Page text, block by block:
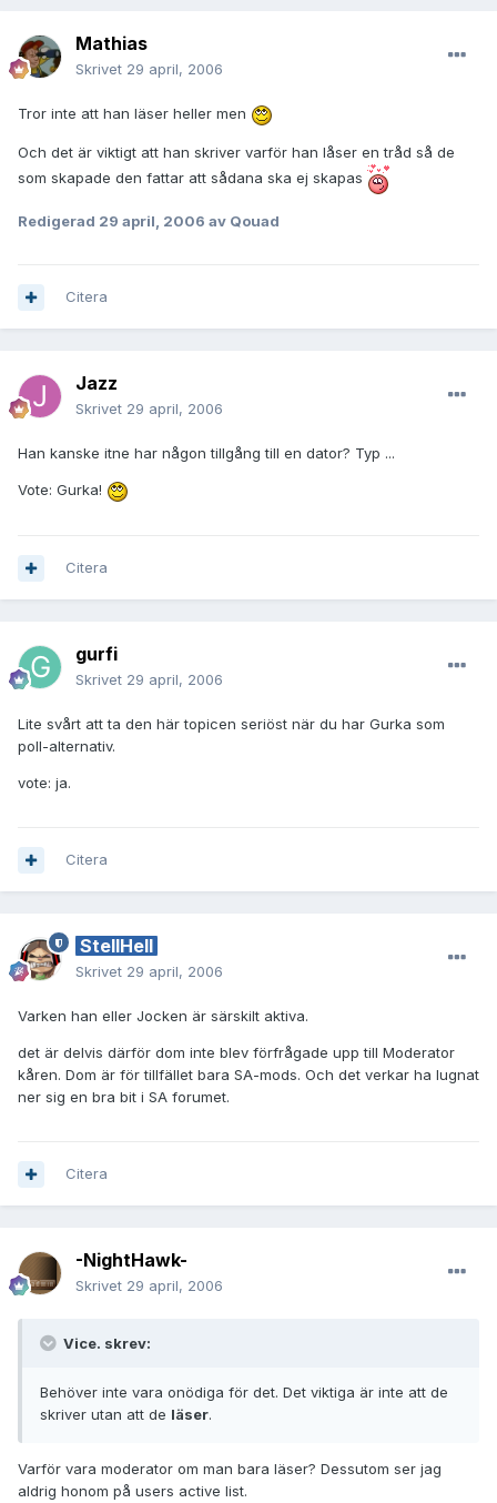
Mathias
Skrivet 29 april, 2006
Tror inte att han läser heller men
Och det är viktigt att han skriver varför han låser en tråd så de
som skapade den fattar att sådana ska ej skapas
Redigerad 29 april, 2006 av Qouad
Citera
Jazz
Skrivet 29 april, 2006
Han kanske itne har någon tillgång till en dator? Typ ...
Vote: Gurka!
Citera
gurfi
Skrivet 29 april, 2006
Lite svårt att ta den här topicen seriöst när du har Gurka som
poll-alternativ.
vote: ja.
Citera
StellHell
Skrivet 29 april, 2006
Varken han eller Jocken är särskilt aktiva.
det är delvis därför dom inte blev förfrågade upp till Moderator
kåren. Dom är för tillfället bara SA-mods. Och det verkar ha lugnat
ner sig en bra bit i SA forumet.
Citera
-NightHawk-
Skrivet 29 april, 2006
Vice. skrev:
Behöver inte vara onödiga för det. Det viktiga är inte att de
skriver utan att de läser.
Varför vara moderator om man bara läser? Dessutom ser jag
aldrig honom på users active list.